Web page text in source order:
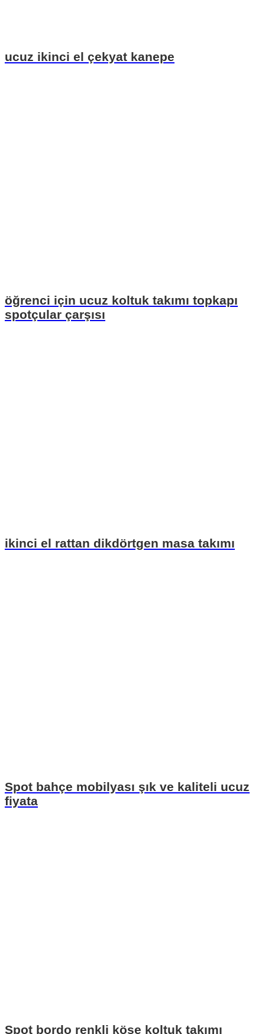
ucuz ikinci el çekyat kanepe
öğrenci için ucuz koltuk takımı topkapı
spotçular çarşısı
ikinci el rattan dikdörtgen masa takımı
Spot bahçe mobilyası şık ve kaliteli ucuz
fiyata
Spot bordo renkli köşe koltuk takımı